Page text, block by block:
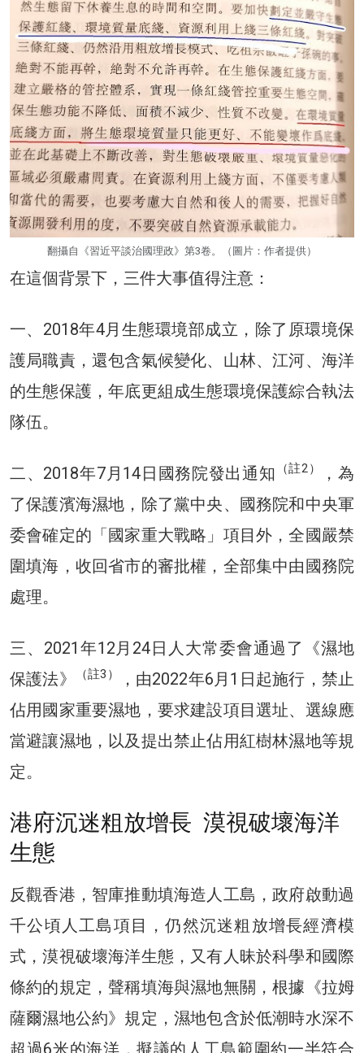
翻攝自《習近平談治國理政》第3卷。（圖片：作者提供）
在這個背景下，三件大事值得注意：
一、2018年4月生態環境部成立，除了原環境保
護局職責，還包含氣候變化、山林、江河、海洋
的生態保護，年底更組成生態環境保護綜合執法
隊伍。
二、2018年7月14日國務院發出通知 （註2）
，為
了保護濱海濕地，除了黨中央、國務院和中央軍
委會確定的「國家重大戰略」項目外，全國嚴禁
圍填海，收回省市的審批權，全部集中由國務院
處理。
三、2021年12月24日人大常委會通過了《濕地
保護法》
（註3）
，由2022年6月1日起施行，禁止
佔用國家重要濕地，要求建設項目選址、選線應
當避讓濕地，以及提出禁止佔用紅樹林濕地等規
定。
港府沉迷粗放增長 漠視破壞海洋
生態
反觀香港，智庫推動填海造人工島，政府啟動過
千公頃人工島項目，仍然沉迷粗放增長經濟模
式，漠視破壞海洋生態，又有人昧於科學和國際
條約的規定，聲稱填海與濕地無關，根據《拉姆
薩爾濕地公約》規定，濕地包含於低潮時水深不
超過6米的海洋，擬議的人工島範圍約一半符合